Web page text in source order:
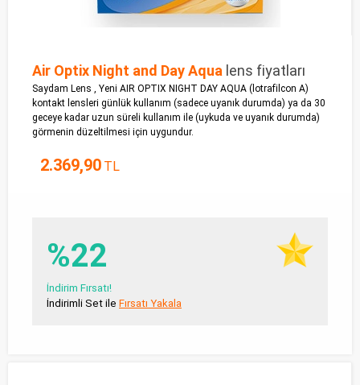
Air Optix Night and Day Aqua lens fiyatları
Saydam Lens , Yeni AIR OPTIX NIGHT DAY AQUA (lotrafilcon A)
kontakt lensleri günlük kullanım (sadece uyanık durumda) ya da 30
geceye kadar uzun süreli kullanım ile (uykuda ve uyanık durumda)
görmenin düzeltilmesi için uygundur.
2.369,90 TL
%22
İndirim Fırsatı!
İndirimli Set ile Fırsatı Yakala